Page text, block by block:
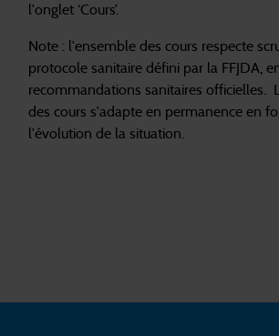
l'onglet ‘Cours’.
Note : l'ensemble des cours respecte
protocole sanitaire défini par la FFJDA,
recommandations sanitaires officielles.
des cours s'adapte en permanence en
l'évolution de la situation.